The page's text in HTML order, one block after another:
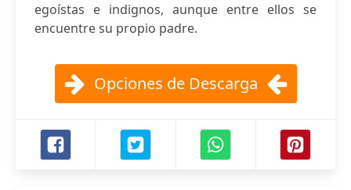
egoístas e indignos, aunque entre ellos se
encuentre su propio padre.
Opciones de Descarga